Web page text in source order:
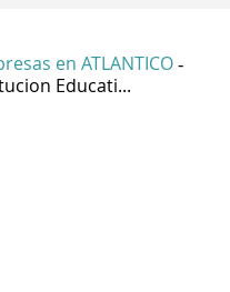
en ATLANTICO -
Educati...